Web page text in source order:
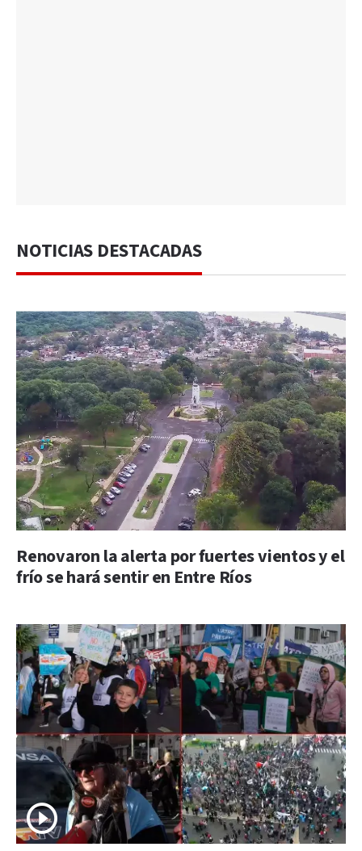
NOTICIAS DESTACADAS
Renovaron la alerta por fuertes vientos y el
frío se hará sentir en Entre Ríos